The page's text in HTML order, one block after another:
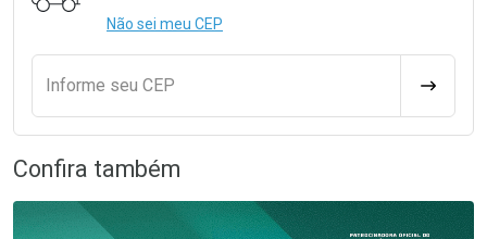
Não sei meu CEP
Informe seu CEP
Confira também